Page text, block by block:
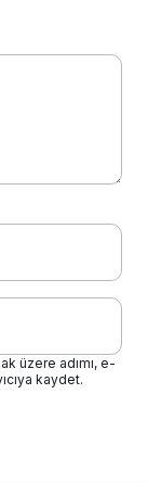
üzere adımı, e-
kaydet.